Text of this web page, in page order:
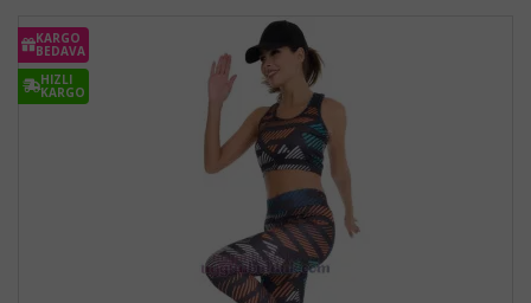
KARGO
BEDAVA
HIZLI
KARGO